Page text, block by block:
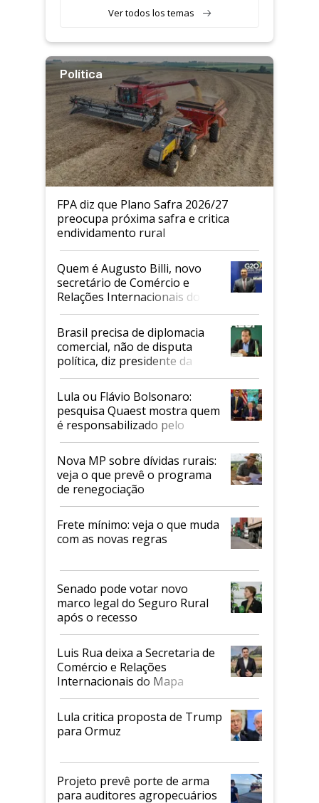
Ver todos los temas
Política
FPA diz que Plano Safra 2026/27
preocupa próxima safra e critica
endividamento rural
Quem é Augusto Billi, novo
secretário de Comércio e
Relações Internacionais do
Mapa
Brasil precisa de diplomacia
comercial, não de disputa
política, diz presidente da
Faesp
Lula ou Flávio Bolsonaro:
pesquisa Quaest mostra quem
é responsabilizado pelo
tarifaço dos EUA
Nova MP sobre dívidas rurais:
veja o que prevê o programa
de renegociação
Frete mínimo: veja o que muda
com as novas regras
Senado pode votar novo
marco legal do Seguro Rural
após o recesso
Luis Rua deixa a Secretaria de
Comércio e Relações
Internacionais do Mapa
Lula critica proposta de Trump
para Ormuz
Projeto prevê porte de arma
para auditores agropecuários